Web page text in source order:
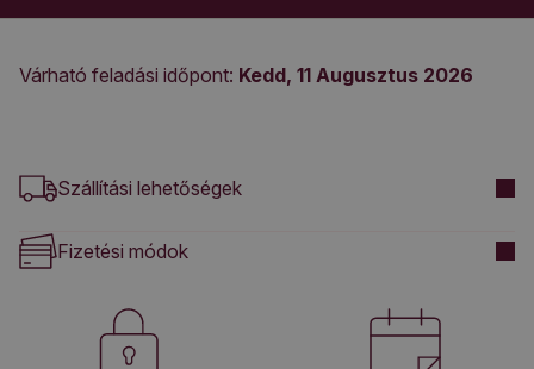
Várható feladási időpont: Kedd, 11 Augusztus 2026
Szállítási lehetőségek
Fizetési módok